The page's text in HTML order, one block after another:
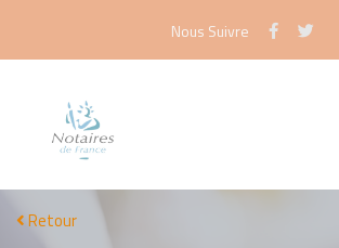
Nous Suivre
Retour